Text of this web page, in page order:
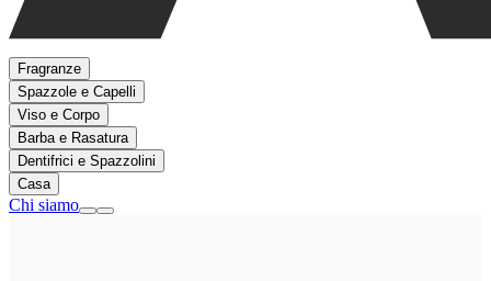
Fragranze
Spazzole e Capelli
Viso e Corpo
Barba e Rasatura
Dentifrici e Spazzolini
Casa
Chi siamo